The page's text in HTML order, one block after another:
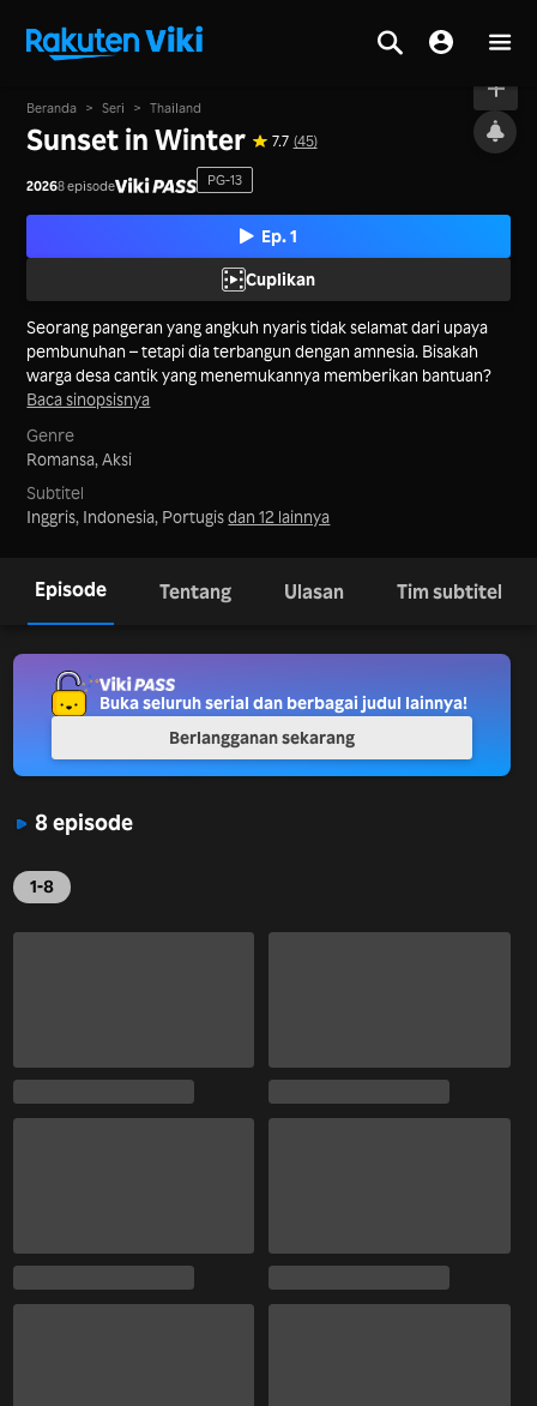
Tayang
Beranda > Seri > Thailand
Sunset in Winter 7.7 (45)
20268 episode PG-13
Ep. 1
Cuplikan
Seorang pangeran yang angkuh nyaris tidak selamat dari upaya
pembunuhan – tetapi dia terbangun dengan amnesia. Bisakah
warga desa cantik yang menemukannya memberikan bantuan?
Baca sinopsisnya
Genre
Romansa,Aksi
Subtitel
Inggris, Indonesia, Portugisdan 12 lainnya
Episode Tentang Ulasan Tim subtitel
8 episode
1-8
Buka seluruh serial dan berbagai judul lainnya!
Berlangganan sekarang